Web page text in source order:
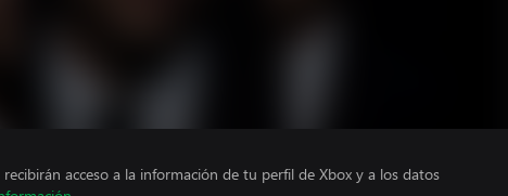
acceso a la información de tu perfil de Xbox y a los datos